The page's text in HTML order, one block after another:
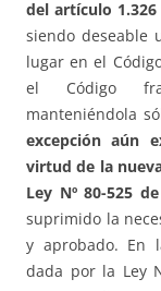
del artículo
siendo deseable
lugar en el
el Código
manteniéndola
excepción aún
virtud de la
Ley Nº 80-525
suprimido la
y aprobado. En
dada por la Ley